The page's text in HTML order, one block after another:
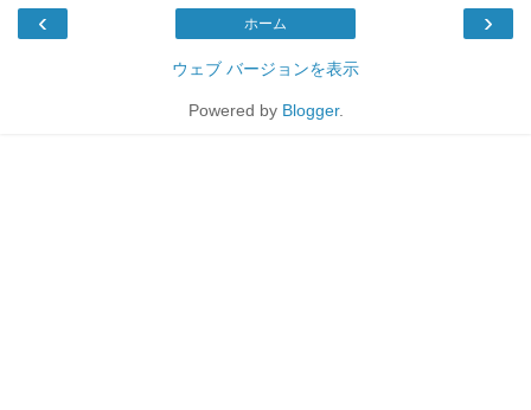
‹ ›
ホーム
ウェブ バージョンを表示
Powered by Blogger.